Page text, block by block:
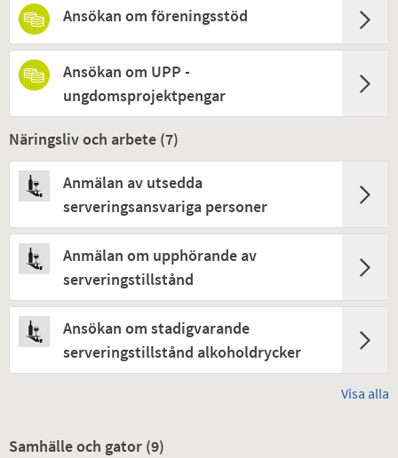
Ansökan om föreningsstöd
Ansökan om UPP -
ungdomsprojektpengar
Näringsliv och arbete (7)
Anmälan av utsedda
serveringsansvariga personer
Anmälan om upphörande av
serveringstillstånd
Ansökan om stadigvarande
serveringstillstånd alkoholdrycker
Visa alla
Samhälle och gator (9)